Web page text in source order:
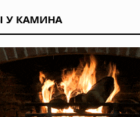
01.08.2026 в 09:32
заполняется свежей
исследование
перезарядки
01.08.2026 в 08:30
У КАМИНА